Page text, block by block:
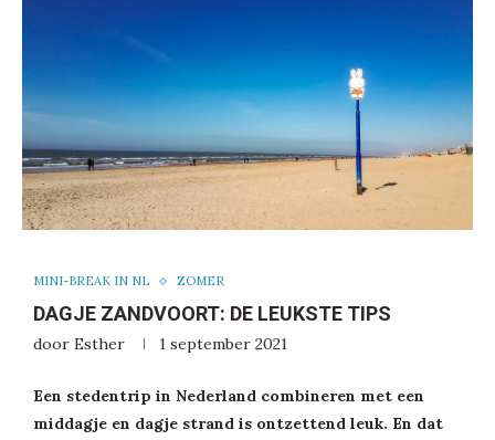
MINI-BREAK IN NL ZOMER
DAGJE ZANDVOORT: DE LEUKSTE TIPS
door Esther 1 september 2021
Een stedentrip in Nederland combineren met een
middagje en dagje strand is ontzettend leuk. En dat